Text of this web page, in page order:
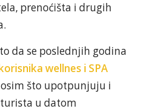
prenoćišta i drugih
da se poslednjih godina
wellnes i SPA
osim što upotpunjuju i
u datom